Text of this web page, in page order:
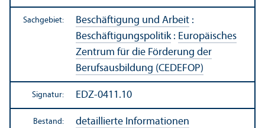
Sachgebiet: Beschäftigung und Arbeit :
Beschäftigungs­politik: Europäisches
Zentrum für die Förderung der
Berufsausbildung (CEDEFOP)
Signatur: EDZ-0411.10
Bestand: detaillierte Informationen